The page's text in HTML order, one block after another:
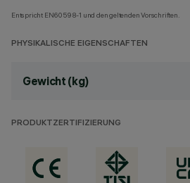
Entspricht EN60598-1 und den geltenden Vorschriften.
PHYSIKALISCHE EIGENSCHAFTEN
Gewicht (kg)
PRODUKTZERTIFIZIERUNG